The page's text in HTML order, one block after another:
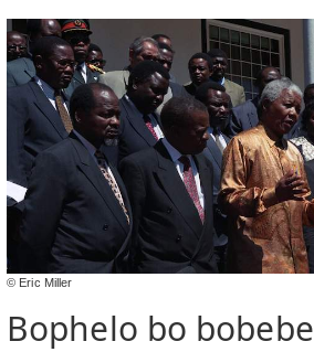
© Eric Miller
Bophelo bo bobebe